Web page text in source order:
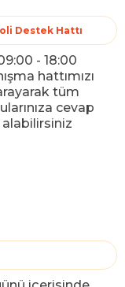
Destek Hattı
- 18:00
hattımızı
tüm
cevap
alabilirsiniz